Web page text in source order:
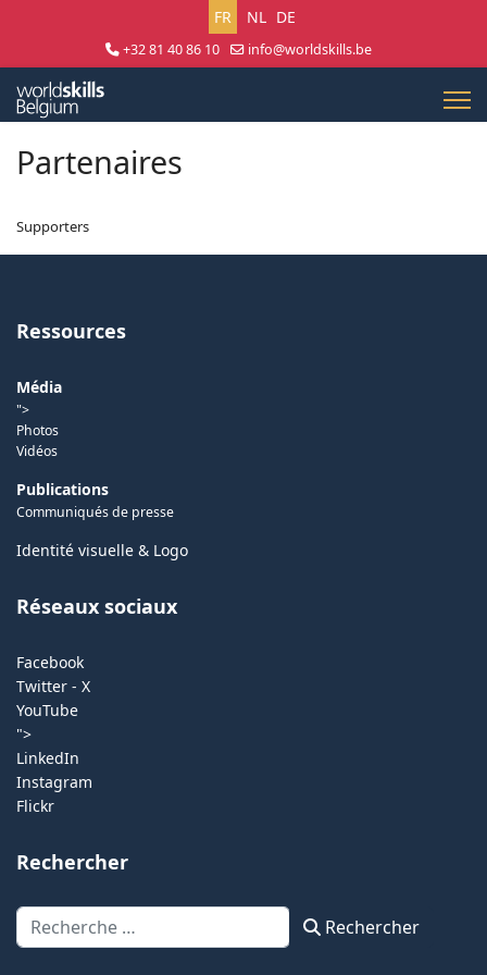
Sélectionnez votre langue
FR NL DE
+32 81 40 86 10
info@worldskills.be
Partenaires
Supporters
Ressources
Média
">
Photos
Vidéos
Publications
Communiqués de presse
Identité visuelle & Logo
Réseaux sociaux
Facebook
Twitter - X
YouTube
">
LinkedIn
Instagram
Flickr
Rechercher
Rechercher Rechercher